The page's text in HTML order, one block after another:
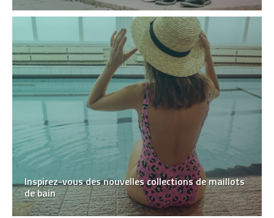
Inspirez-vous des nouvelles collections de maillots
de bain